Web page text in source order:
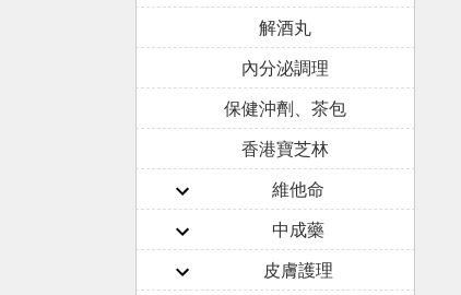
解酒丸
內分泌調理
保健沖劑、茶包
香港寶芝林
維他命
中成藥
皮膚護理